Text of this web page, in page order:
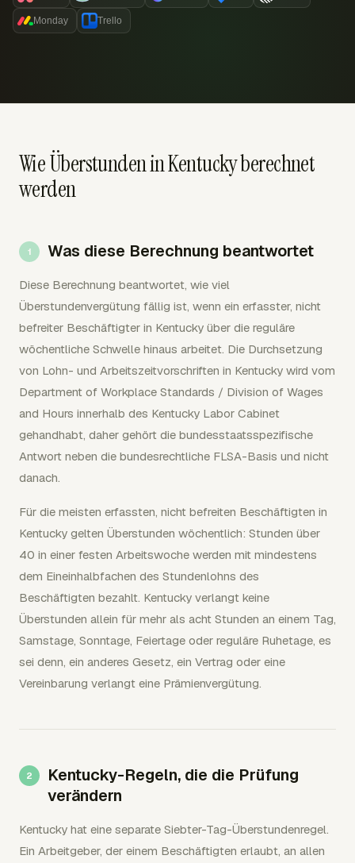
Monday Trello
Wie Überstunden in Kentucky berechnet
werden
Was diese Berechnung beantwortet
Diese Berechnung beantwortet, wie viel
Überstundenvergütung fällig ist, wenn ein erfasster, nicht
befreiter Beschäftigter in Kentucky über die reguläre
wöchentliche Schwelle hinaus arbeitet. Die Durchsetzung
von Lohn- und Arbeitszeitvorschriften in Kentucky wird vom
Department of Workplace Standards / Division of Wages
and Hours innerhalb des Kentucky Labor Cabinet
gehandhabt, daher gehört die bundesstaatsspezifische
Antwort neben die bundesrechtliche FLSA-Basis und nicht
danach.
Für die meisten erfassten, nicht befreiten Beschäftigten in
Kentucky gelten Überstunden wöchentlich: Stunden über
40 in einer festen Arbeitswoche werden mit mindestens
dem Eineinhalbfachen des Stundenlohns des
Beschäftigten bezahlt. Kentucky verlangt keine
Überstunden allein für mehr als acht Stunden an einem Tag,
Samstage, Sonntage, Feiertage oder reguläre Ruhetage, es
sei denn, ein anderes Gesetz, ein Vertrag oder eine
Vereinbarung verlangt eine Prämienvergütung.
Kentucky-Regeln, die die Prüfung
verändern
Kentucky hat eine separate Siebter-Tag-Überstundenregel.
Ein Arbeitgeber, der einem Beschäftigten erlaubt, an allen